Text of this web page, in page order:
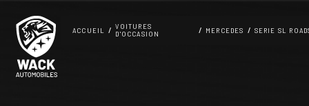
ACCUEIL
VOITURES
D'OCCASION
MERCEDES